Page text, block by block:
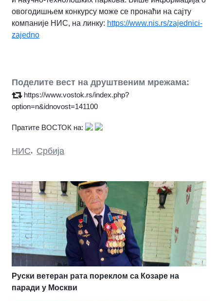
овогодишњем конкурсу може се пронаћи на сајту
компаније НИС, на линку: https://www.nis.rs/zajednici-
zajedno
Поделите вест на друштвеним мрежама:
https://www.vostok.rs/index.php?
option=n&idnovost=141100
Пратите ВОСТОК на:
НИС, Србија
Руски ветеран рата пореклом са Козаре на
паради у Москви